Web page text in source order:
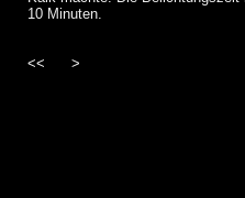
10 Minuten.
<< >